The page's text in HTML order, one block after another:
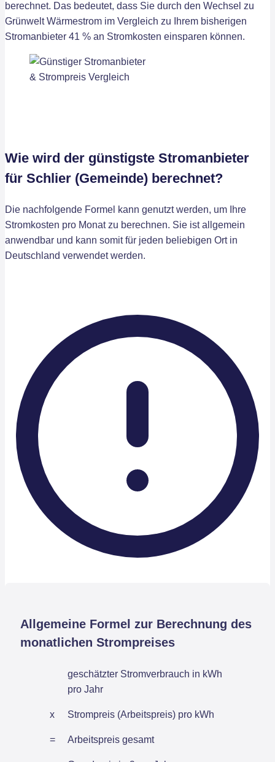
berechnet. Das bedeutet, dass Sie durch den Wechsel zu
Grünwelt Wärmestrom im Vergleich zu Ihrem bisherigen
Stromanbieter 41 % an Stromkosten einsparen können.
Wie wird der günstigste Stromanbieter
für Schlier (Gemeinde) berechnet?
Die nachfolgende Formel kann genutzt werden, um Ihre
Stromkosten pro Monat zu berechnen. Sie ist allgemein
anwendbar und kann somit für jeden beliebigen Ort in
Deutschland verwendet werden.
Allgemeine Formel zur Berechnung des
monatlichen Strompreises
geschätzter Stromverbrauch in kWh
pro Jahr
x Strompreis (Arbeitspreis) pro kWh
= Arbeitspreis gesamt